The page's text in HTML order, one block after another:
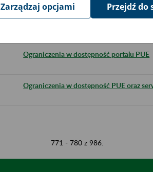
Brak możliwości założenia konta na
Ograniczenia w dostępność portalu PUE
Ograniczenia w dostępność PUE oraz
771 - 780 z 986.
Zarządzaj opcjami Przejdź do